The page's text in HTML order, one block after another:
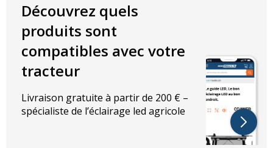
Découvrez quels
produits sont
compatibles avec votre
tracteur
Livraison gratuite à partir de 200 € –
spécialiste de l’éclairage led agricole